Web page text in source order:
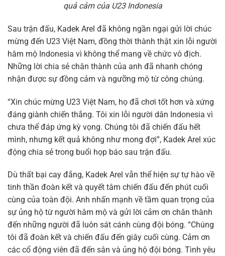
quả cảm của U23 Indonesia
Sau trận đấu, Kadek Arel đã không ngần ngại gửi lời chúc
mừng đến U23 Việt Nam, đồng thời thành thật xin lỗi người
hâm mộ Indonesia vì không thể mang về chức vô địch.
Những lời chia sẻ chân thành của anh đã nhanh chóng
nhận được sự đồng cảm và ngưỡng mộ từ công chúng.
“Xin chúc mừng U23 Việt Nam, họ đã chơi tốt hơn và xứng
đáng giành chiến thắng. Tôi xin lỗi người dân Indonesia vì
chưa thể đáp ứng kỳ vọng. Chúng tôi đã chiến đấu hết
mình, nhưng kết quả không như mong đợi”, Kadek Arel xúc
động chia sẻ trong buổi họp báo sau trận đấu.
Dù thất bại cay đắng, Kadek Arel vẫn thể hiện sự tự hào về
tinh thần đoàn kết và quyết tâm chiến đấu đến phút cuối
cùng của toàn đội. Anh nhấn mạnh về tầm quan trọng của
sự ủng hộ từ người hâm mộ và gửi lời cảm ơn chân thành
đến những người đã luôn sát cánh cùng đội bóng. “Chúng
tôi đã đoàn kết và chiến đấu đến giây cuối cùng. Cảm ơn
các cổ động viên đã đến sân và ủng hộ đội bóng. Tình yêu